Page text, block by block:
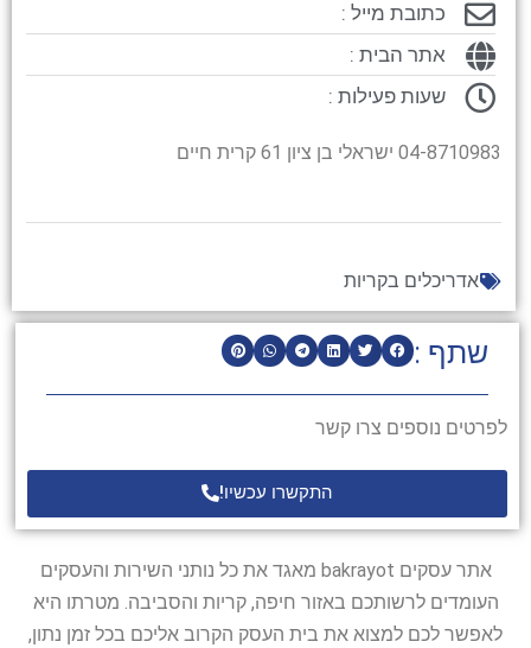
שתף :
לפרטים נוספים צרו קשר
התקשרו עכשיו!
כתובת מייל :
אתר הבית :
שעות פעילות :
04-8710983 ישראלי בן ציון 61 קרית חיים
אדריכלים בקריות
אתר עסקים bakrayot מאגד את כל נותני השירות והעסקים
העומדים לרשותכם באזור חיפה, קריות והסביבה. מטרתו היא
לאפשר לכם למצוא את בית העסק הקרוב אליכם בכל זמן נתון,